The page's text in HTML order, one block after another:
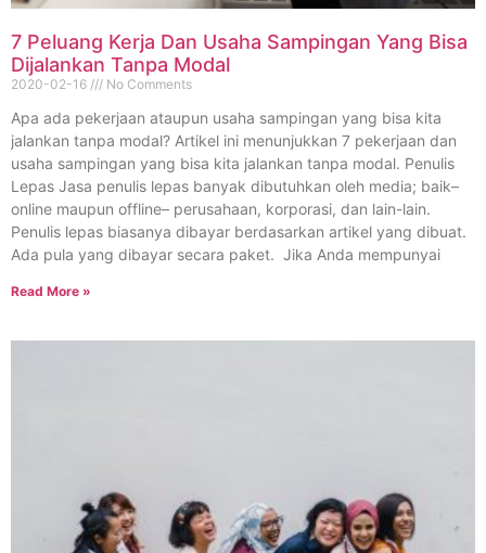
7 Peluang Kerja Dan Usaha Sampingan Yang Bisa
Dijalankan Tanpa Modal
2020-02-16 No Comments
Apa ada pekerjaan ataupun usaha sampingan yang bisa kita
jalankan tanpa modal? Artikel ini menunjukkan 7 pekerjaan dan
usaha sampingan yang bisa kita jalankan tanpa modal. Penulis
Lepas Jasa penulis lepas banyak dibutuhkan oleh media; baik–
online maupun offline– perusahaan, korporasi, dan lain-lain.
Penulis lepas biasanya dibayar berdasarkan artikel yang dibuat.
Ada pula yang dibayar secara paket. Jika Anda mempunyai
Read More »